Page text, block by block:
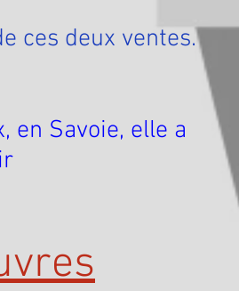
ces deux ventes.
en Savoie, elle a